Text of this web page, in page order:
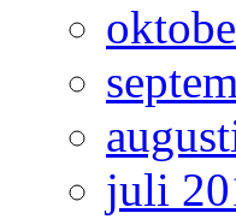
juli